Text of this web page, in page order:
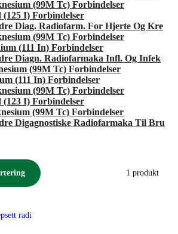
(99M Tc) Forbindelser
(125 I) Forbindelser
Diag. Radiofarm. For Hjerte Og Kre
(99M Tc) Forbindelser
(111 In) Forbindelser
Diagn. Radiofarmaka Infl. Og Infek
(99M Tc) Forbindelser
(111 In) Forbindelser
(99M Tc) Forbindelser
(123 I) Forbindelser
(99M Tc) Forbindelser
Digagnostiske Radiofarmaka Til Bru
1 produkt
radi